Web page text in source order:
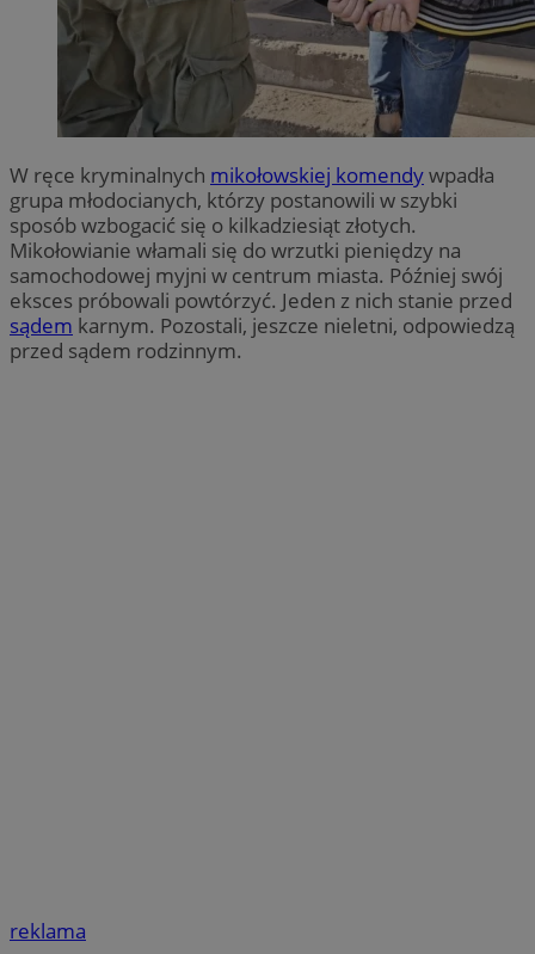
W ręce kryminalnych mikołowskiej komendywpadła
grupa młodocianych, którzy postanowili w szybki
sposób wzbogacić się o kilkadziesiąt złotych.
Mikołowianie włamali się do wrzutki pieniędzy na
samochodowej myjni w centrum miasta. Później swój
eksces próbowali powtórzyć. Jeden z nich stanie przed
sądem karnym. Pozostali, jeszcze nieletni, odpowiedzą
przed sądem rodzinnym.
reklama